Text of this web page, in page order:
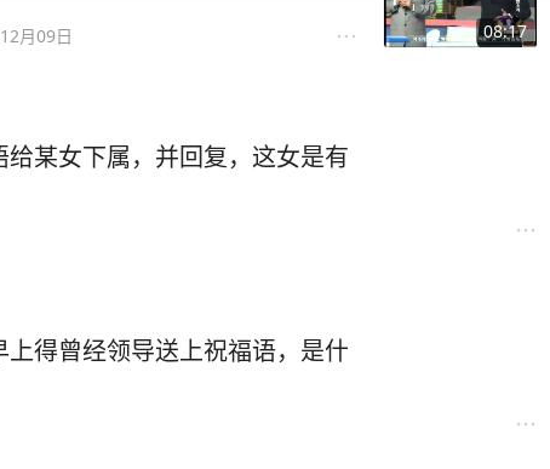
08:17
月09日
某女下属，并回复，这女是有
得曾经领导送上祝福语，是什